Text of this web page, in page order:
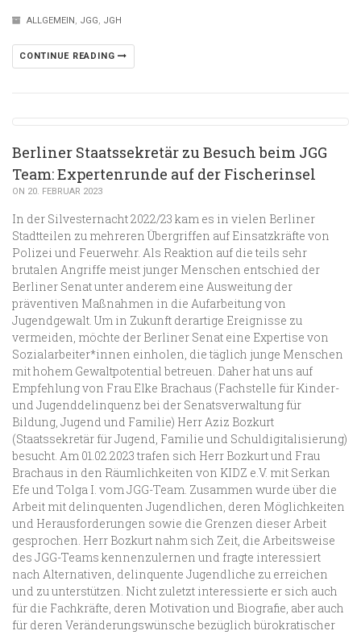
ALLGEMEIN, JGG, JGH
CONTINUE READING
Berliner Staatssekretär zu Besuch beim JGG
Team: Expertenrunde auf der Fischerinsel
ON 20. FEBRUAR 2023
In der Silvesternacht 2022/23 kam es in vielen Berliner
Stadtteilen zu mehreren Übergriffen auf Einsatzkräfte von
Polizei und Feuerwehr. Als Reaktion auf die teils sehr
brutalen Angriffe meist junger Menschen entschied der
Berliner Senat unter anderem eine Ausweitung der
präventiven Maßnahmen in die Aufarbeitung von
Jugendgewalt. Um in Zukunft derartige Ereignisse zu
vermeiden, möchte der Berliner Senat eine Expertise von
Sozialarbeiter*innen einholen, die täglich junge Menschen
mit hohem Gewaltpotential betreuen. Daher hat uns auf
Empfehlung von Frau Elke Brachaus (Fachstelle für Kinder-
und Jugenddelinquenz bei der Senatsverwaltung für
Bildung, Jugend und Familie) Herr Aziz Bozkurt
(Staatssekretär für Jugend, Familie und Schuldigitalisierung)
besucht. Am 01.02.2023 trafen sich Herr Bozkurt und Frau
Brachaus in den Räumlichkeiten von KIDZ e.V. mit Serkan
Efe und Tolga I. vom JGG-Team. Zusammen wurde über die
Arbeit mit delinquenten Jugendlichen, deren Möglichkeiten
und Herausforderungen sowie die Grenzen dieser Arbeit
gesprochen. Herr Bozkurt nahm sich Zeit, die Arbeitsweise
des JGG-Teams kennenzulernen und fragte interessiert
nach Alternativen, delinquente Jugendliche zu erreichen
und zu unterstützen. Nicht zuletzt interessierte er sich auch
für die Fachkräfte, deren Motivation und Biografie, aber auch
für deren Veränderungswünsche bezüglich bürokratischer